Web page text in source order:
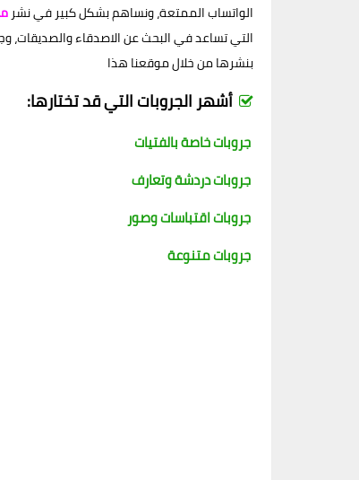
الواتساب الممتعة، ونساهم بشكل كبير في نشر
التي تساعد في البحث عن الاصدقاء والصديقات،
بنشرها من خلال موقعنا هذا
أشهر الجروبات التي قد تختارها:
جروبات خاصة بالفتيات
جروبات دردشة وتعارف
جروبات اقتباسات وصور
جروبات متنوعة